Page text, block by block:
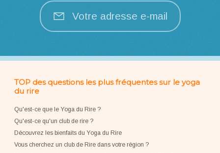
Votre adresse e-mail
TOP des questions les plus fréquentes sur le yoga
du rire
Qu'est-ce que le Yoga du Rire ?
Qu'est-ce qu'un club de rire ?
Découvrez les bienfaits du Yoga du Rire
Vous cherchez un club de Rire dans votre région ?